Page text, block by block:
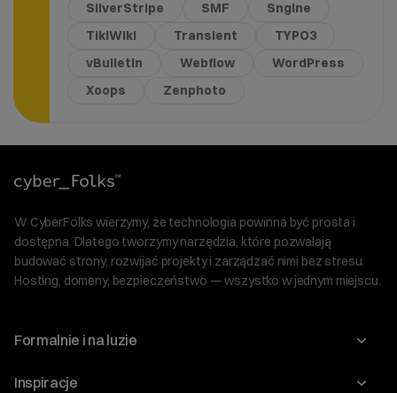
SilverStripe
SMF
Sngine
TikiWiki
Transient
TYPO3
vBulletin
Webflow
WordPress
Xoops
Zenphoto
W CyberFolks wierzymy, że technologia powinna być prosta i
dostępna. Dlatego tworzymy narzędzia, które pozwalają
budować strony, rozwijać projekty i zarządzać nimi bez stresu.
Hosting, domeny, bezpieczeństwo — wszystko w jednym miejscu.
Formalnie i na luzie
O nas
Inspiracje